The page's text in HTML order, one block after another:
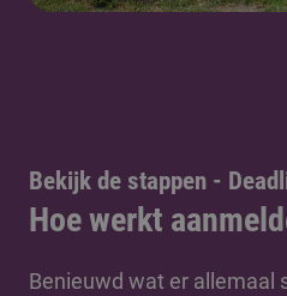
Bekijk de stappen -
Hoe werkt
Benieuwd wat er allemaal